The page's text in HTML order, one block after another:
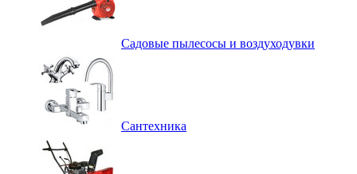
Садовые пылесосы и воздуходувки
Сантехника